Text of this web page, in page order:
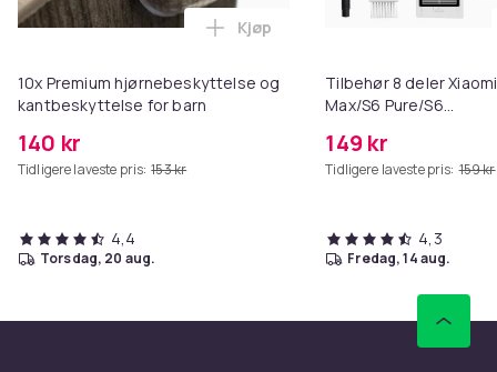
10x Premium hjørnebeskyttelse og
kantbeskyttelse for barn
140 kr
Tidligere laveste pris: 153 kr
Legg 10x Premium
Kjøp
4,4
torsdag, 20 aug.
Tilbehør 8 deler
Max/S6 Pure/S6
149 kr
Tidligere laveste pris: 159 kr
4,3
fredag, 14 aug.